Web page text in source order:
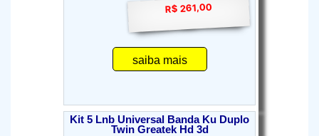
R$ 261,00
saiba mais
Kit 5 Lnb Universal Banda Ku Duplo
Twin Greatek Hd 3d